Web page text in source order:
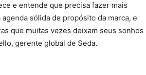
e entende que precisa fazer mais
sólida de propósito da marca, e
que muitas vezes deixam seus sonhos
gerente global de Seda.